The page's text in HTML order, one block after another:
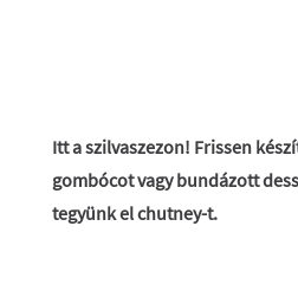
Itt a szilvaszezon! Frissen
gombócot vagy bundázott
tegyünk el chutney-t.